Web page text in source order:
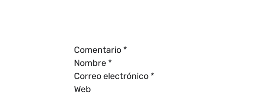
Comentario *
Nombre *
Correo electrónico *
Web